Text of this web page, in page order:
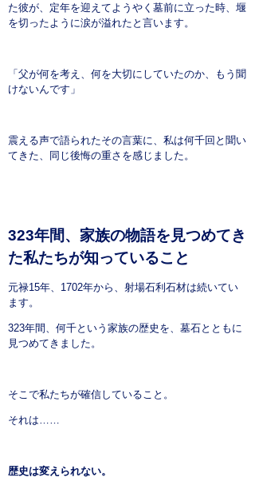
た彼が、定年を迎えてようやく墓前に立った時、堰
を切ったように涙が溢れたと言います。
「父が何を考え、何を大切にしていたのか、もう聞
けないんです」
震える声で語られたその言葉に、私は何千回と聞い
てきた、同じ後悔の重さを感じました。
323年間、家族の物語を見つめてき
た私たちが知っていること
元禄15年、1702年から、射場石利石材は続いてい
ます。
323年間、何千という家族の歴史を、墓石とともに
見つめてきました。
そこで私たちが確信していること。
それは……
歴史は変えられない。